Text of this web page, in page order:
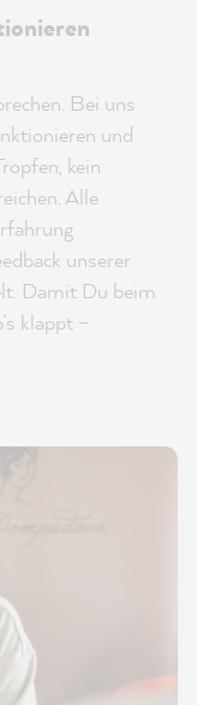
Bei uns
und
kein
Alle
unserer
Damit Du beim
klappt –